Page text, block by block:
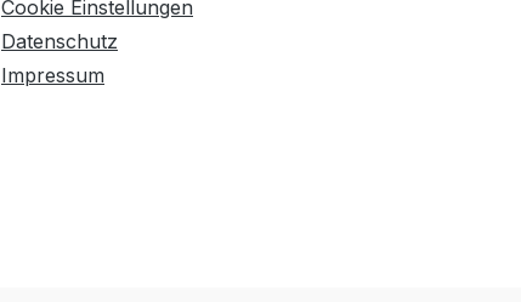
Cookie Einstellungen
Datenschutz
Impressum